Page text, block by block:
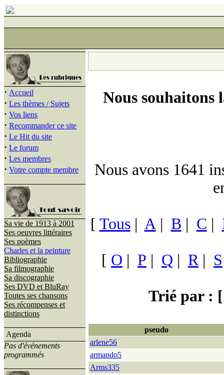
· Accueil
· Les thèmes / Sujets
· Vos liens
· Recommander ce site
· Le Hit du site
· Le forum
· Les membres
· Votre compte membre
Sa vie de 1913 à 2001
Ses oeuvres littéraires
Ses poèmes
Charles et la peinture
Bibliographie
Sa filmographie
Sa discographie
Ses DVD et BluRay
Toutes ses chansons
Ses récompenses et
distinctions
Agenda
Pas d'événements
programmés
Nous souhaitons
Nous avons 1641
[ Tous| A| B | C |
[ O | P | Q | R| S
Trié par : [
pseudo
arlene56
armando5
Arms335